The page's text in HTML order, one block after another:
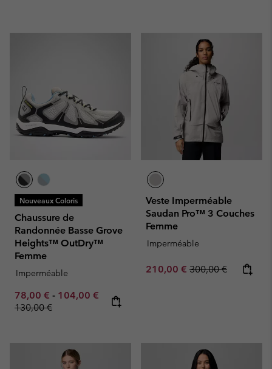
Nouveaux Coloris
Chaussure de
Randonnée Basse Grove
Heights™ OutDry™
Femme
Imperméable
Minimum sale price:
78,00 € - Maximum sale price:
104,00 € Regular price:
130,00 €
Veste Imperméable
Saudan Pro™ 3 Couches
Femme
Imperméable
Sale price:
210,00 € Regular price:
300,00 €